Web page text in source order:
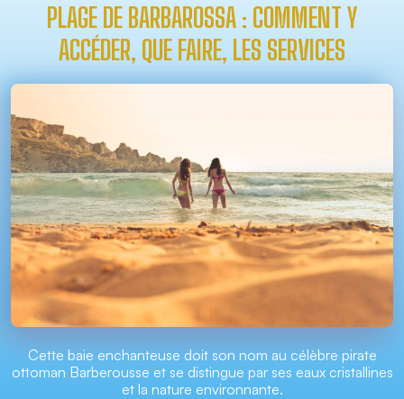
PLAGE DE BARBAROSSA : COMMENT Y
ACCÉDER, QUE FAIRE, LES SERVICES
Cette baie enchanteuse doit son nom au célèbre pirate
ottoman Barberousse et se distingue par ses eaux cristallines
et la nature environnante.